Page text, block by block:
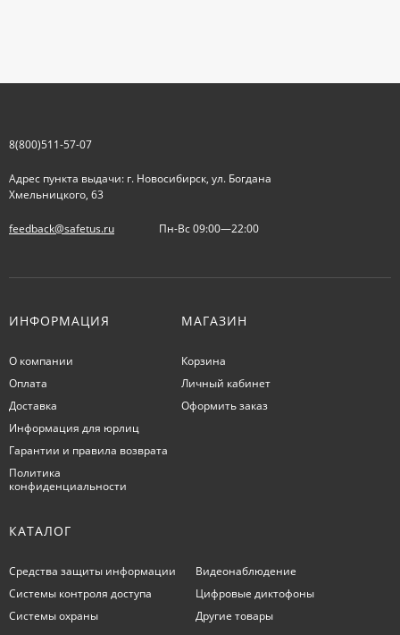
8(800)511-57-07
Адрес пункта выдачи: г. Новосибирск, ул. Богдана
Хмельницкого, 63
feedback@safetus.ru Пн-Вс 09:00—22:00
ИНФОРМАЦИЯ
О компании
Оплата
Доставка
Информация для юрлиц
Гарантии и правила возврата
Политика
конфиденциальности
МАГАЗИН
Корзина
Личный кабинет
Оформить заказ
КАТАЛОГ
Средства защиты информации
Системы контроля доступа
Системы охраны
Видеонаблюдение
Цифровые диктофоны
Другие товары